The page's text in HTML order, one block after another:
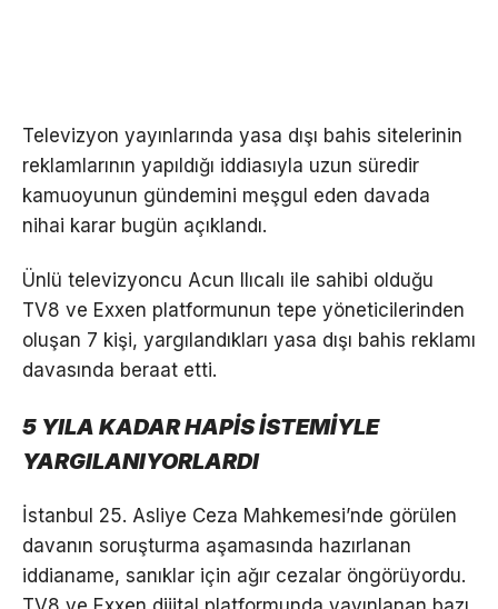
Televizyon yayınlarında yasa dışı bahis sitelerinin
reklamlarının yapıldığı iddiasıyla uzun süredir
kamuoyunun gündemini meşgul eden davada
nihai karar bugün açıklandı.
Ünlü televizyoncu Acun Ilıcalı ile sahibi olduğu
TV8 ve Exxen platformunun tepe yöneticilerinden
oluşan 7 kişi, yargılandıkları yasa dışı bahis reklamı
davasında beraat etti.
5 YILA KADAR HAPİS İSTEMİYLE
YARGILANIYORLARDI
İstanbul 25. Asliye Ceza Mahkemesi’nde görülen
davanın soruşturma aşamasında hazırlanan
iddianame, sanıklar için ağır cezalar öngörüyordu.